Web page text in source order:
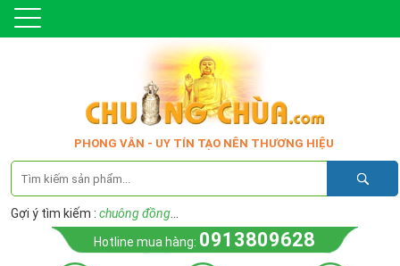
PHONG VÂN - UY TÍN TẠO NÊN THƯƠNG HIỆU
Gợi ý tìm kiếm : chuông đồng
Hotline mua hàng: 0913809628